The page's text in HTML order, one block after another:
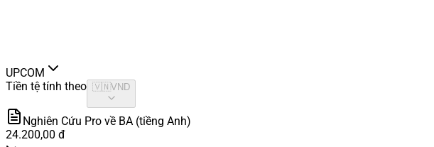
UPCOM
Tiền tệ tính theo 🇻🇳 VND
Nghiên Cứu Pro về BA (tiềng Anh)
24.200,00 đ